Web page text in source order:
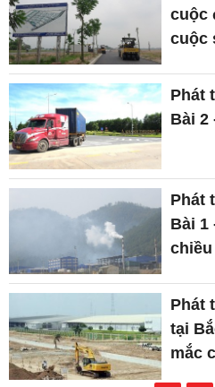
cuộc
cuộc
Phát
Bài 2
Phát
Bài
Phát
tại
mắc